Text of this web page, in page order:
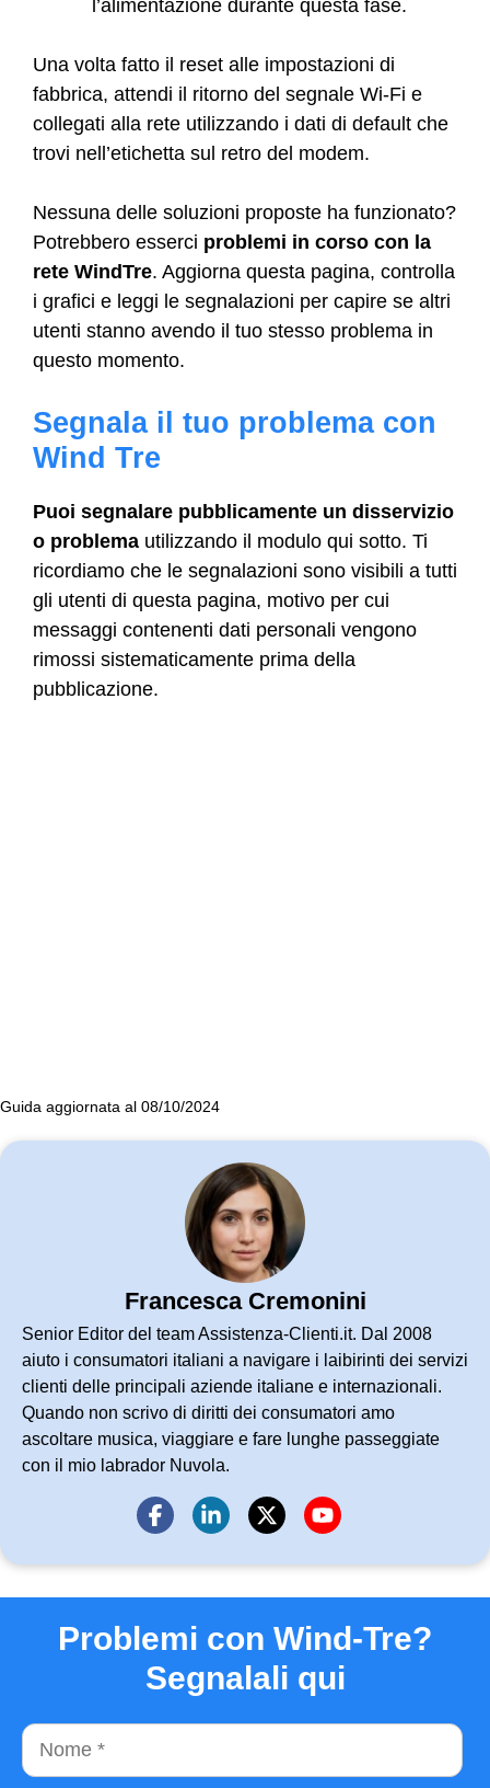
l’alimentazione durante questa fase.
Una volta fatto il reset alle impostazioni di
fabbrica, attendi il ritorno del segnale Wi-Fi e
collegati alla rete utilizzando i dati di default che
trovi nell’etichetta sul retro del modem.
Nessuna delle soluzioni proposte ha funzionato?
Potrebbero esserci problemi in corso con la
rete WindTre. Aggiorna questa pagina, controlla
i grafici e leggi le segnalazioni per capire se altri
utenti stanno avendo il tuo stesso problema in
questo momento.
Segnala il tuo problema con
Wind Tre
Puoi segnalare pubblicamente un disservizio
o problema utilizzando il modulo qui sotto. Ti
ricordiamo che le segnalazioni sono visibili a tutti
gli utenti di questa pagina, motivo per cui
messaggi contenenti dati personali vengono
rimossi sistematicamente prima della
pubblicazione.
Guida aggiornata al 08/10/2024
Francesca Cremonini
Senior Editor del team Assistenza-Clienti.it. Dal 2008
aiuto i consumatori italiani a navigare i laibirinti dei servizi
clienti delle principali aziende italiane e internazionali.
Quando non scrivo di diritti dei consumatori amo
ascoltare musica, viaggiare e fare lunghe passeggiate
con il mio labrador Nuvola.
Problemi con Wind-Tre?
Segnalali qui
Nome